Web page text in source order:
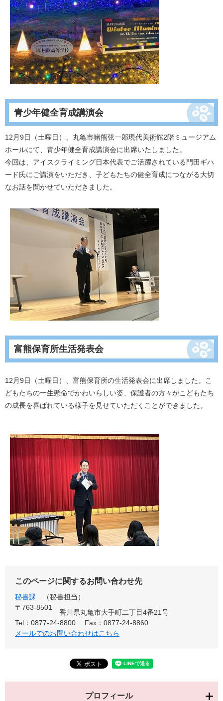
青少年健全育成講演会
12月9日（土曜日）、丸亀市猪熊弦一郎現代美術館2階ミュージアム
ホールにて、青少年健全育成講演会に出席いたしました。
今回は、アイスクライミング日本代表でご活躍されている門田ギハ
ード氏にご講演をいただき、子どもたちの健全育成につながる大切
なお話を聞かせていただきました。
富熊保育所生活発表会
12月9日（土曜日）、富熊保育所の生活発表会に出席しました。こ
どもたちの一生懸命でかわいらしい姿、保護者の方々がこどもたち
の成長を喜ばれている様子を見せていただくことができました。
このページに関するお問い合わせ先
秘書課
秘書担当
〒763-8501
香川県丸亀市大手町二丁目4番21号
Tel：0877-24-8800
Fax：0877-24-8860
メールでのお問い合わせはこちら
プロフィール